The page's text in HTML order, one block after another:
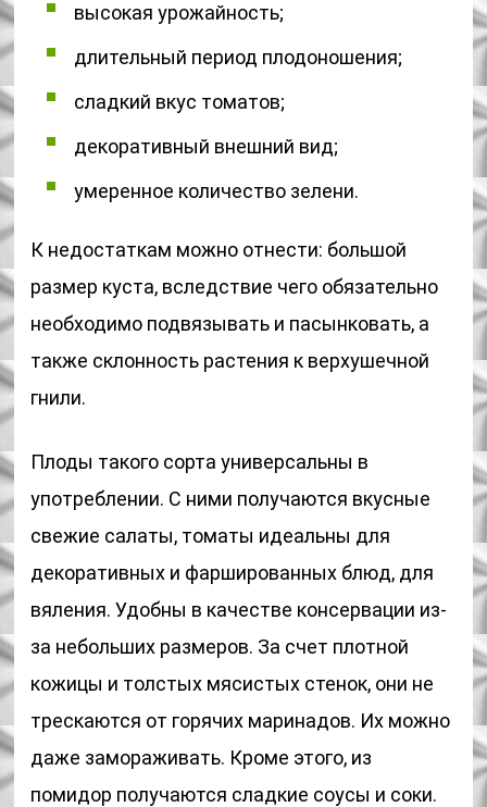
высокая урожайность;
длительный период плодоношения;
сладкий вкус томатов;
декоративный внешний вид;
умеренное количество зелени.
К недостаткам можно отнести: большой
размер куста, вследствие чего обязательно
необходимо подвязывать и пасынковать, а
также склонность растения к верхушечной
гнили.
Плоды такого сорта универсальны в
употреблении. С ними получаются вкусные
свежие салаты, томаты идеальны для
декоративных и фаршированных блюд, для
вяления. Удобны в качестве консервации из-
за небольших размеров. За счет плотной
кожицы и толстых мясистых стенок, они не
трескаются от горячих маринадов. Их можно
даже замораживать. Кроме этого, из
помидор получаются сладкие соусы и соки.